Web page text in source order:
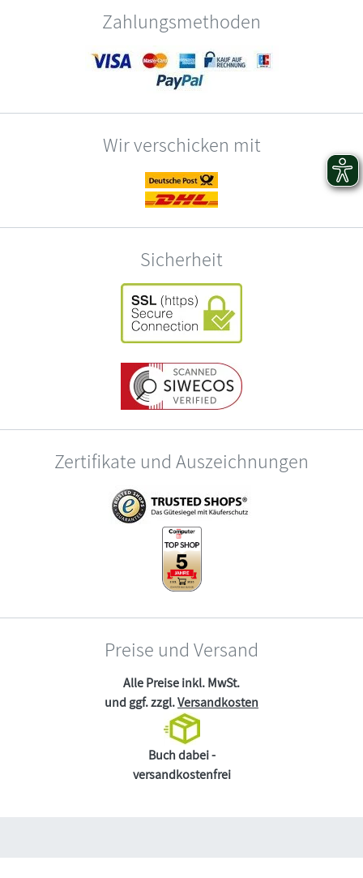
Zahlungsmethoden
Wir verschicken mit
Sicherheit
Zertifikate und Auszeichnungen
Preise und Versand
Alle Preise inkl. MwSt.
und ggf. zzgl.Versandkosten
Buch dabei -
versandkostenfrei